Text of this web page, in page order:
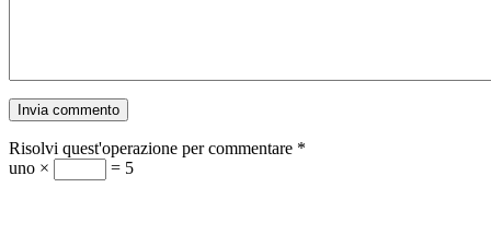
Risolvi quest'operazione per commentare *
uno ×
= 5